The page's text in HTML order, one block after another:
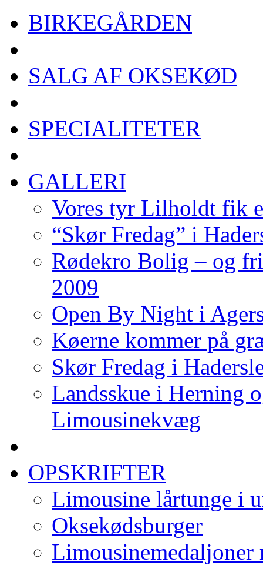
BIRKEGÅRDEN
SALG AF OKSEKØD
SPECIALITETER
GALLERI
Vores tyr Lilholdt fik
“Skør Fredag” i
Rødekro Bolig – og
2009
Open By Night i
Køerne kommer på
Skør Fredag i
Landsskue i Herning
Limousinekvæg
OPSKRIFTER
Limousine lårtunge i
Oksekødsburger
Limousinemedaljoner